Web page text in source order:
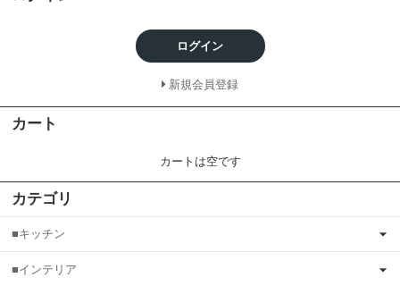
ログイン
新規会員登録
カート
カートは空です
カテゴリ
■キッチン
■インテリア